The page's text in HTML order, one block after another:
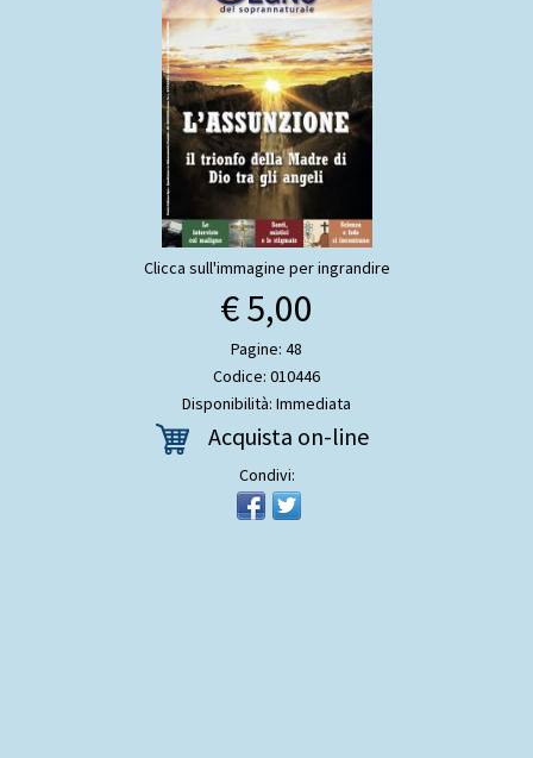
Clicca sull'immagine per ingrandire
€ 5,00
Pagine: 48
Codice: 010446
Disponibilità: Immediata
Acquista on-line
Condivi: